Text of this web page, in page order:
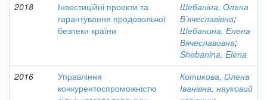
2018
Інвестиційні проекти та
гарантування продовольчої
безпеки країни
Шебаніна, Олена
В’ячеславівна;
Шебанина, Елена
Вячеславовна;
Shebanina, Elena
2016
Управління
конкурентоспроможністю
Котикова, Олена
Іванівна, науковий